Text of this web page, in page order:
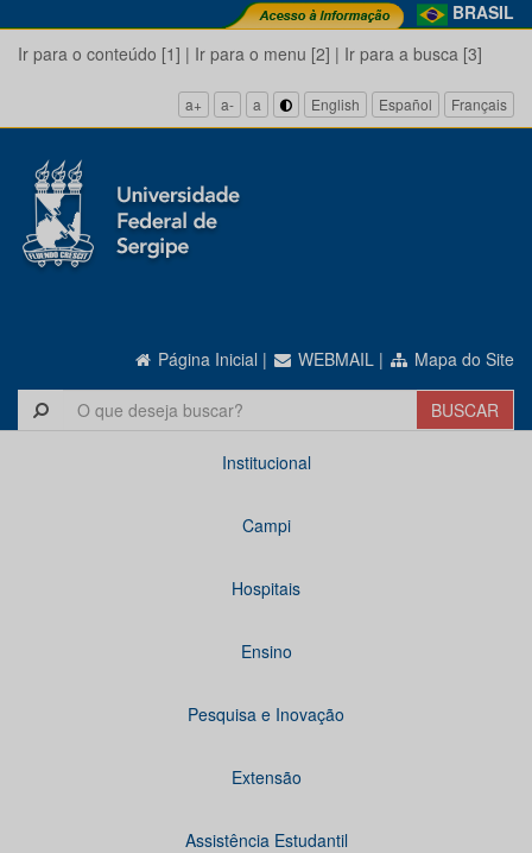
BRASIL
Ir para o conteúdo [1] | Ir para o menu [2] | Ir para a busca [3]
a+ a- a English Español Français
Página Inicial | WEBMAIL | Mapa do Site
Institucional
Campi
Hospitais
Ensino
Pesquisa e Inovação
Extensão
Assistência Estudantil